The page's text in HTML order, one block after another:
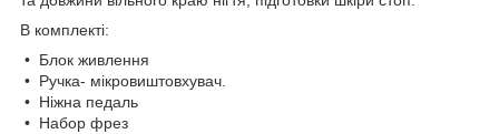
В комплекті:
• Блок живлення
• Ручка- мікровиштовхувач.
• Ніжна педаль
• Набор фрез